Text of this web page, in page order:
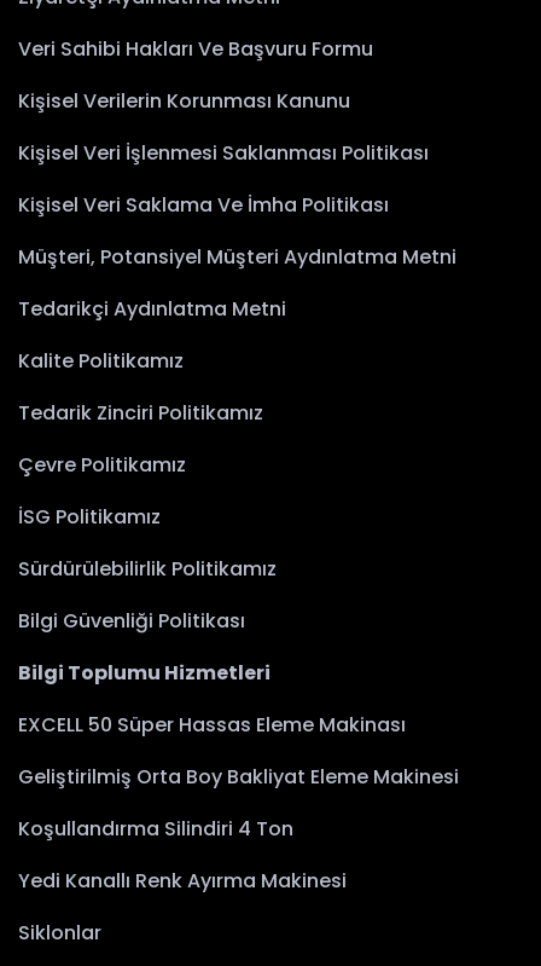
Veri Sahibi Hakları Ve Başvuru Formu
Kişisel Verilerin Korunması Kanunu
Kişisel Veri İşlenmesi Saklanması Politikası
Kişisel Veri Saklama Ve İmha Politikası
Müşteri, Potansiyel Müşteri Aydınlatma Metni
Tedarikçi Aydınlatma Metni
Kalite Politikamız
Tedarik Zinciri Politikamız
Çevre Politikamız
İSG Politikamız
Sürdürülebilirlik Politikamız
Bilgi Güvenliği Politikası
Bilgi Toplumu Hizmetleri
EXCELL 50 Süper Hassas Eleme Makinası
Geliştirilmiş Orta Boy Bakliyat Eleme Makinesi
Koşullandırma Silindiri 4 Ton
Yedi Kanallı Renk Ayırma Makinesi
Siklonlar